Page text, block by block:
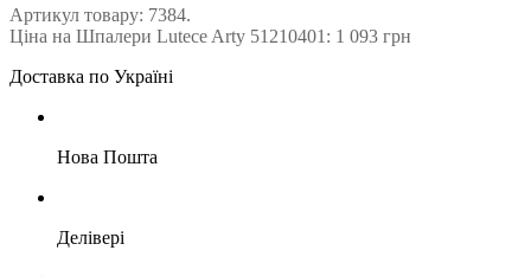
Артикул товару: 7384.
Ціна на Шпалери Lutece Arty 51210401: 1 093 грн
Доставка по Україні
Нова Пошта
Делівері